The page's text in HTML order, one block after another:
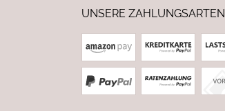
UNSERE ZAHLUNGSARTEN